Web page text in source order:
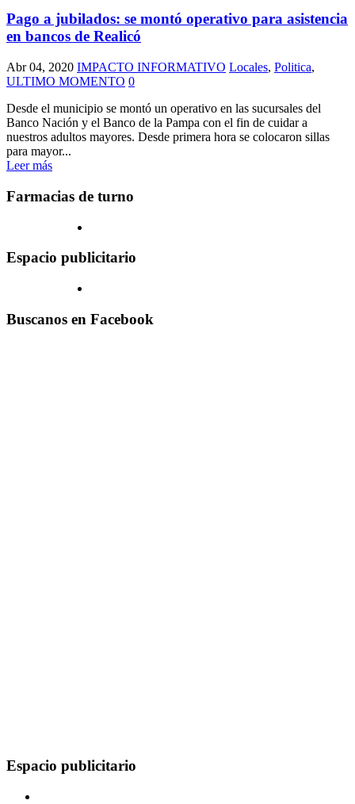
Pago a jubilados: se montó operativo para asistencia
en bancos de Realicó
Abr 04, 2020 IMPACTO INFORMATIVO Locales, Politica,
ULTIMO MOMENTO 0
Desde el municipio se montó un operativo en las sucursales del
Banco Nación y el Banco de la Pampa con el fin de cuidar a
nuestros adultos mayores. Desde primera hora se colocaron sillas
para mayor...
Leer más
Farmacias de turno
Espacio publicitario
Buscanos en Facebook
Espacio publicitario